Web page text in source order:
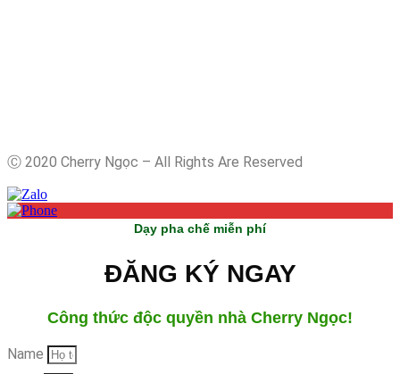
Ⓒ 2020 Cherry Ngọc – All Rights Are Reserved
Dạy pha chế miễn phí
ĐĂNG KÝ NGAY
Công thức độc quyền nhà Cherry Ngọc!
Name